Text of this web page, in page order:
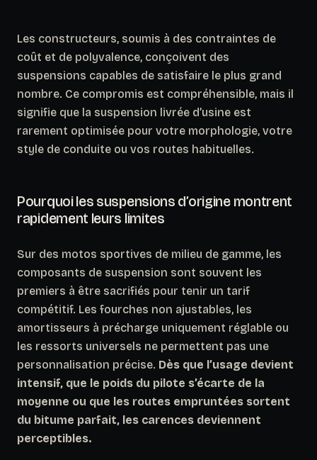
Les constructeurs, soumis à des contraintes de
coût et de polyvalence, conçoivent des
suspensions capables de satisfaire le plus grand
nombre. Ce compromis est compréhensible, mais il
signifie que la suspension livrée d’usine est
rarement optimisée pour votre morphologie, votre
style de conduite ou vos routes habituelles.
Pourquoi les suspensions d’origine montrent
rapidement leurs limites
Sur des motos sportives de milieu de gamme, les
composants de suspension sont souvent les
premiers à être sacrifiés pour tenir un tarif
compétitif. Les fourches non ajustables, les
amortisseurs à précharge uniquement réglable ou
les ressorts universels ne permettent pas une
personnalisation précise. Dès que l’usage devient
intensif, que le poids du pilote s’écarte de la
moyenne ou que les routes empruntées sortent
du bitume parfait, les carences deviennent
perceptibles.